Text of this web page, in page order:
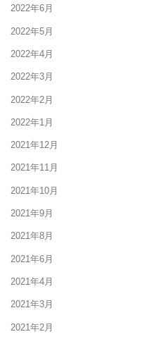
2022年6月
2022年5月
2022年4月
2022年3月
2022年2月
2022年1月
2021年12月
2021年11月
2021年10月
2021年9月
2021年8月
2021年6月
2021年4月
2021年3月
2021年2月